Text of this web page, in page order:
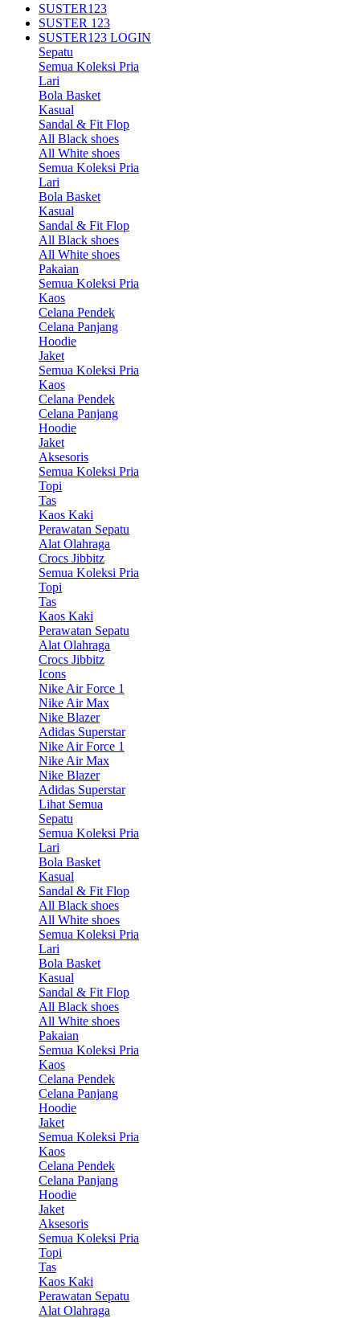
SUSTER123
SUSTER 123
SUSTER123 LOGIN
Sepatu
Semua Koleksi Pria
Lari
Bola Basket
Kasual
Sandal & Fit Flop
All Black shoes
All White shoes
Semua Koleksi Pria
Lari
Bola Basket
Kasual
Sandal & Fit Flop
All Black shoes
All White shoes
Pakaian
Semua Koleksi Pria
Kaos
Celana Pendek
Celana Panjang
Hoodie
Jaket
Semua Koleksi Pria
Kaos
Celana Pendek
Celana Panjang
Hoodie
Jaket
Aksesoris
Semua Koleksi Pria
Topi
Tas
Kaos Kaki
Perawatan Sepatu
Alat Olahraga
Crocs Jibbitz
Semua Koleksi Pria
Topi
Tas
Kaos Kaki
Perawatan Sepatu
Alat Olahraga
Crocs Jibbitz
Icons
Nike Air Force 1
Nike Air Max
Nike Blazer
Adidas Superstar
Nike Air Force 1
Nike Air Max
Nike Blazer
Adidas Superstar
Lihat Semua
Sepatu
Semua Koleksi Pria
Lari
Bola Basket
Kasual
Sandal & Fit Flop
All Black shoes
All White shoes
Semua Koleksi Pria
Lari
Bola Basket
Kasual
Sandal & Fit Flop
All Black shoes
All White shoes
Pakaian
Semua Koleksi Pria
Kaos
Celana Pendek
Celana Panjang
Hoodie
Jaket
Semua Koleksi Pria
Kaos
Celana Pendek
Celana Panjang
Hoodie
Jaket
Aksesoris
Semua Koleksi Pria
Topi
Tas
Kaos Kaki
Perawatan Sepatu
Alat Olahraga